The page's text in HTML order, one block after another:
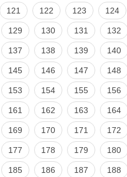
121 122 123 124
129 130 131 132
137 138 139 140
145 146 147 148
153 154 155 156
161 162 163 164
169 170 171 172
177 178 179 180
185 186 187 188